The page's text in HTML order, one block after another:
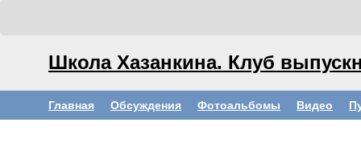
Школа Хазанкина. Клуб
Главная Обсуждения Фотоальбомы Видео